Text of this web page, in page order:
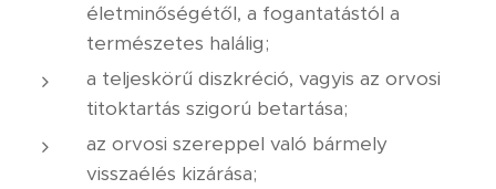
életminőségétől, a fogantatástól a
természetes halálig;
a teljeskörű diszkréció, vagyis az orvosi
titoktartás szigorú betartása;
az orvosi szereppel való bármely
visszaélés kizárása;